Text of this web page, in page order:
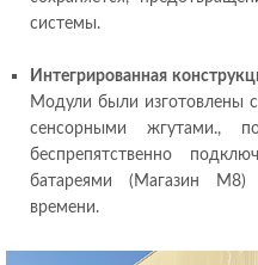
системы.
Интегрированная
Модули были изготовлены
сенсорными жгутами.,
беспрепятственно
батареями (Магазин
времени.